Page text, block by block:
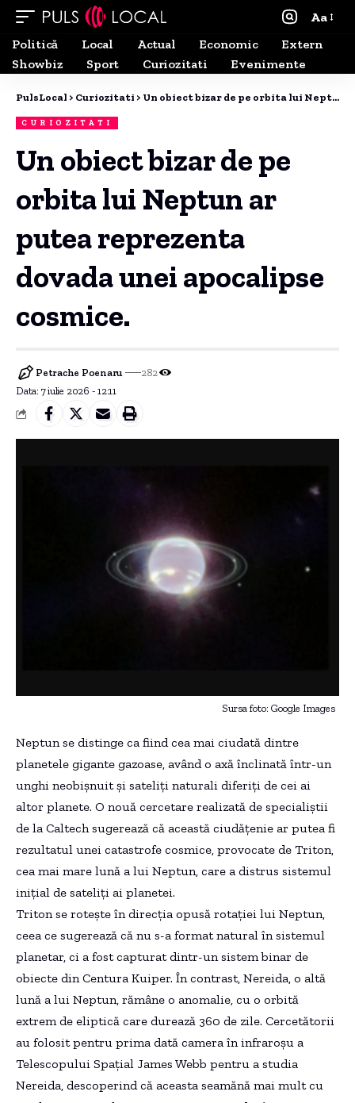
Aa
Politică
Local Actual Economic
Extern
Showbiz
Sport Curiozitati Evenimente
PulsLocal > Curiozitati > Un obiect bizar de pe orbita lui Neptun ar putea reprezenta dovada unei apocalipse cosmice.
CURIOZITATI
Un obiect bizar de pe
orbita lui Neptun ar
putea reprezenta
dovada unei apocalipse
cosmice.
Data: 7 iulie 2026 - 12:11
Petrache Poenaru 282
Sursa foto: Google Images
Neptun se distinge ca fiind cea mai ciudată dintre
planetele gigante gazoase, având o axă înclinată într-un
unghi neobișnuit și sateliți naturali diferiți de cei ai
altor planete. O nouă cercetare realizată de specialiștii
de la Caltech sugerează că această ciudățenie ar putea fi
rezultatul unei catastrofe cosmice, provocate de Triton,
cea mai mare lună a lui Neptun, care a distrus sistemul
inițial de sateliți ai planetei.
Triton se rotește în direcția opusă rotației lui Neptun,
ceea ce sugerează că nu s-a format natural în sistemul
planetar, ci a fost capturat dintr-un sistem binar de
obiecte din Centura Kuiper. În contrast, Nereida, o altă
lună a lui Neptun, rămâne o anomalie, cu o orbită
extrem de eliptică care durează 360 de zile. Cercetătorii
au folosit pentru prima dată camera în infraroșu a
Telescopului Spațial James Webb pentru a studia
Nereida, descoperind că aceasta seamănă mai mult cu